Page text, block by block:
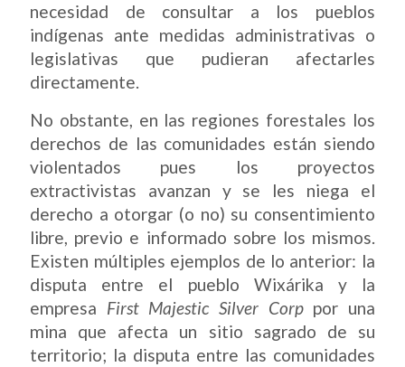
necesidad de consultar a los pueblos
indígenas ante medidas administrativas o
legislativas que pudieran afectarles
directamente.
No obstante, en las regiones forestales los
derechos de las comunidades están siendo
violentados pues los proyectos
extractivistas avanzan y se les niega el
derecho a otorgar (o no) su consentimiento
libre, previo e informado sobre los mismos.
Existen múltiples ejemplos de lo anterior: la
disputa entre el pueblo Wixárika y la
empresa First Majestic Silver Corppor una
mina que afecta un sitio sagrado de su
territorio; la disputa entre las comunidades